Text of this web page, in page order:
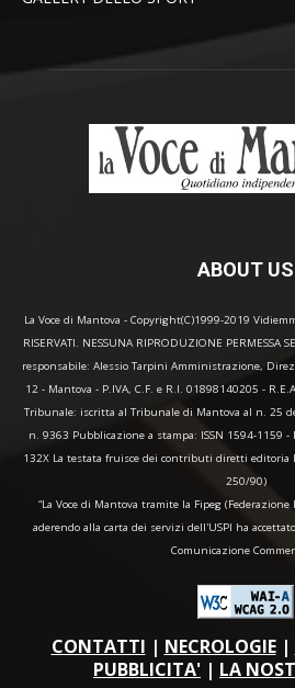
ABOUT US
La Voce di Mantova - Copyright(C)1999-2019
RISERVATI. NESSUNA RIPRODUZIONE PERMESSA
responsabile: Alessio Tarpini Amministrazione,
12 - Mantova - P.IVA, C.F. e R.I. 01898140205 -
Tribunale: iscritta al Tribunale di Mantova al n. 25
n. 9363 Pubblicazione a stampa: ISSN 1594-1159
132X La testata fruisce dei contributi diretti editoria
250/90)
“La Voce di Mantova tramite la Fipeg
aderendo alla carta dei servizi dell'USPI ha
Comunicazione
CONTATTI | NECROLOGIE|
PUBBLICITA' | LA